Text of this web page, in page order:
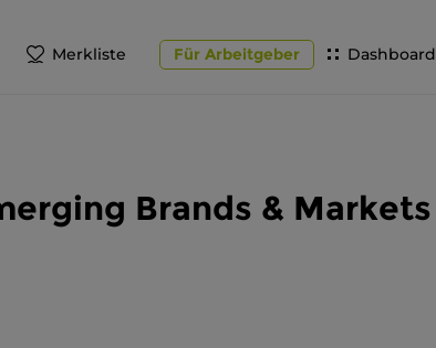
Merkliste Dashboard
Für Arbeitgeber
Brands & Markets